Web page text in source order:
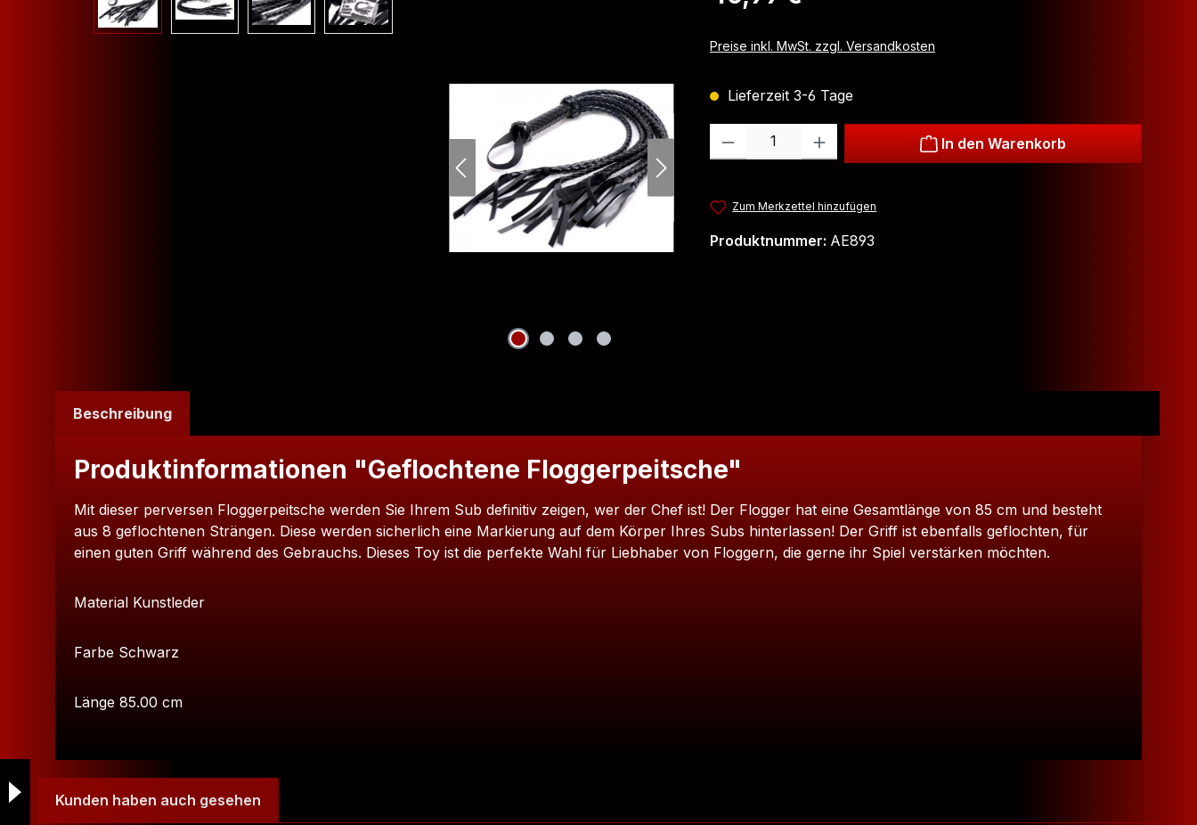
Preise inkl. MwSt. zzgl. Versandkosten
Lieferzeit 3-6 Tage
Produkt Anzahl: Gib den gewünschten Wert ein oder benutze die Schaltflächen
In den Warenkorb
Zum Merkzettel hinzufügen
Produktnummer: AE893
Beschreibung
Produktinformationen "Geflochtene Floggerpeitsche"
Mit dieser perversen Floggerpeitsche werden Sie Ihrem Sub definitiv zeigen, wer der Chef ist! Der Flogger hat eine Gesamtlänge von 85 cm und besteht
aus 8 geflochtenen Strängen. Diese werden sicherlich eine Markierung auf dem Körper Ihres Subs hinterlassen! Der Griff ist ebenfalls geflochten, für
einen guten Griff während des Gebrauchs. Dieses Toy ist die perfekte Wahl für Liebhaber von Floggern, die gerne ihr Spiel verstärken möchten.
Material Kunstleder
Farbe Schwarz
Länge 85.00 cm
Kunden haben auch gesehen